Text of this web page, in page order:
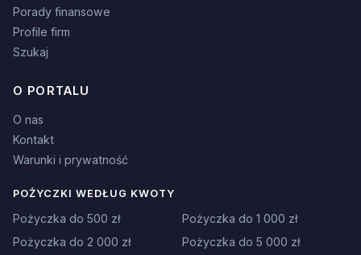
Porady finansowe
Profile firm
Szukaj
O PORTALU
O nas
Kontakt
Warunki i prywatność
POŻYCZKI WEDŁUG KWOTY
Pożyczka do 500 zł
Pożyczka do 1 000 zł
Pożyczka do 2 000 zł
Pożyczka do 5 000 zł